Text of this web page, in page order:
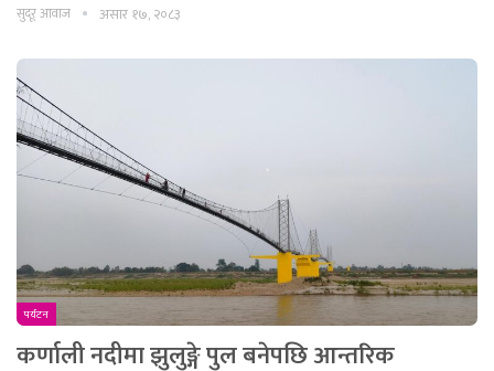
सुदूर आवाज असार १७, २०८३
पर्यटन
कर्णाली नदीमा झुलुङ्गे पुल बनेपछि आन्तरिक